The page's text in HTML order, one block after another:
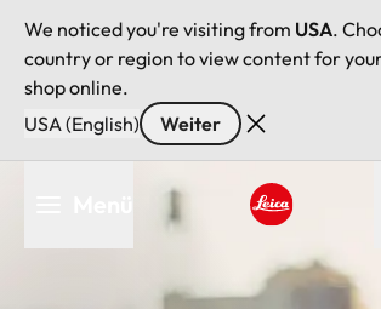
We noticed you're visiting from USA.
country or region to view content for
shop online.
USA (English)
Weiter